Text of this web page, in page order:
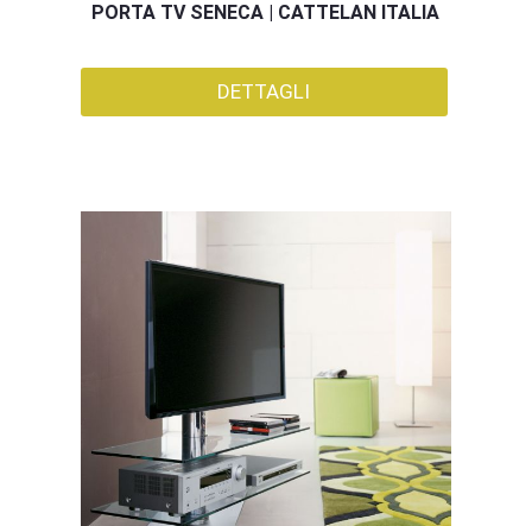
PORTA TV SENECA | CATTELAN ITALIA
DETTAGLI